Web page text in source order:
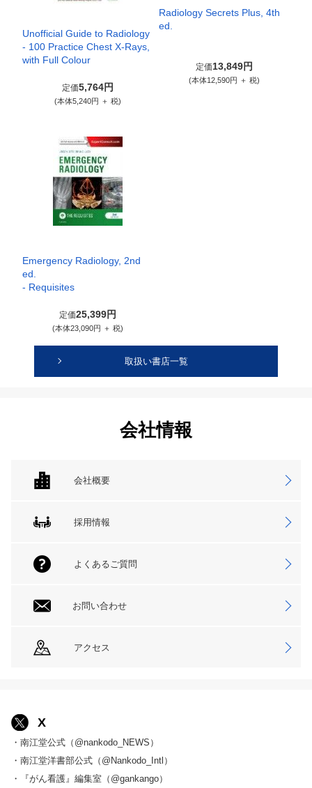
Unofficial Guide to Radiology
- 100 Practice Chest X-Rays,
with Full Colour
定価5,764円
(本体5,240円 ＋ 税)
Radiology Secrets Plus, 4th
ed.
定価13,849円
(本体12,590円 ＋ 税)
Emergency Radiology, 2nd
ed.
- Requisites
定価25,399円
(本体23,090円 ＋ 税)
取扱い書店一覧
会社情報
会社概要
採用情報
よくあるご質問
お問い合わせ
アクセス
X
・南江堂公式（@nankodo_NEWS）
・南江堂洋書部公式（@Nankodo_Intl）
・『がん看護』編集室（@gankango）